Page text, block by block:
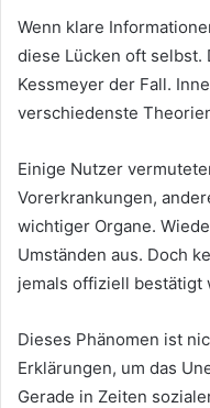
Wenn klare
diese Lücken oft selbst.
Kessmeyer der Fall.
verschiedenste
Einige Nutzer
Vorerkrankungen,
wichtiger Organe.
Umständen aus. Doch
jemals offiziell bestätigt
Dieses Phänomen ist
Erklärungen, um das
Gerade in Zeiten